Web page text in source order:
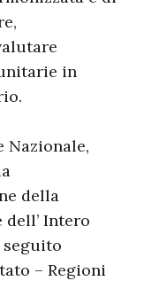
in
Nazionale,
della
dell’ Intero
– Regioni